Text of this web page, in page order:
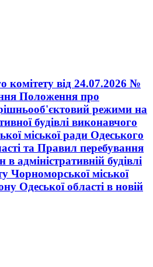
комітету від 24.07.2026 №
Положення про
режими на
будівлі виконавчого
міської ради Одеського
та Правил перебування
адміністративній будівлі
Чорноморської міської
Одеської області в новій